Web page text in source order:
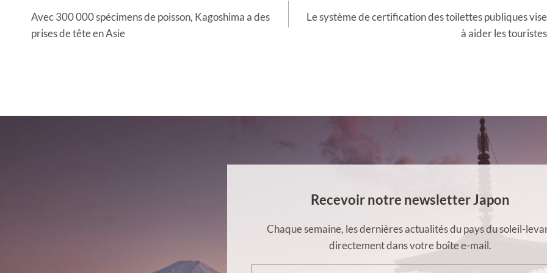
de
l’article
Avec 300 000 spécimens de poisson, Kagoshima a des
prises de tête en Asie
Le système de certification des toilettes publiques vise
à aider les touristes
Recevoir notre newsletter Japon
Chaque semaine, les dernières actualités du pays du soleil-
directement dans votre boîte e-mail.